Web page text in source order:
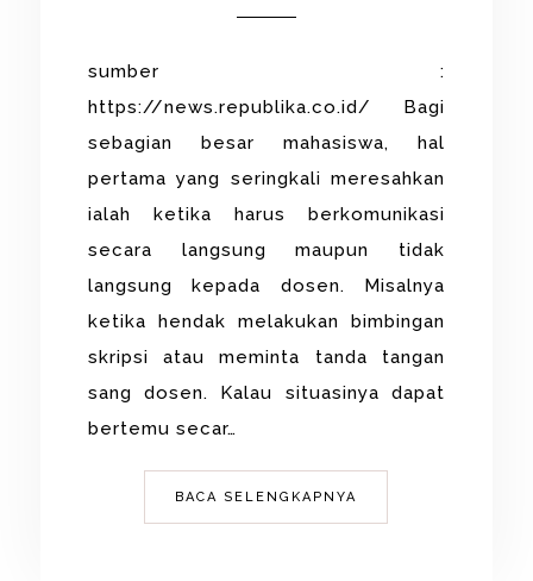
sumber :
https://news.republika.co.id/ Bagi
sebagian besar mahasiswa, hal
pertama yang seringkali meresahkan
ialah ketika harus berkomunikasi
secara langsung maupun tidak
langsung kepada dosen. Misalnya
ketika hendak melakukan bimbingan
skripsi atau meminta tanda tangan
sang dosen. Kalau situasinya dapat
bertemu secar…
BACA SELENGKAPNYA